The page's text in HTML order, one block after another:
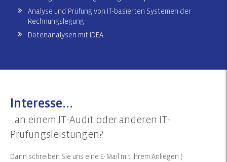
Analyse und Prüfung von IT-basierten Systemen der
Rechnungslegung
Datenanalysen mit IDEA
Interesse...
...an einem IT-Audit oder anderen IT-
Prüfungsleistungen?
Dann schreiben Sie uns eine E-Mail mit Ihrem Anliegen (